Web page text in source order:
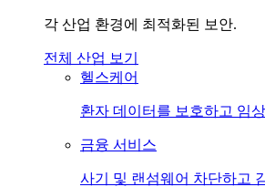
각 산업 환경에 최적화된 보안.
전체 산업 보기
헬스케어
환자 데이터를 보호하고 임
금융 서비스
사기 및 랜섬웨어 차단하고